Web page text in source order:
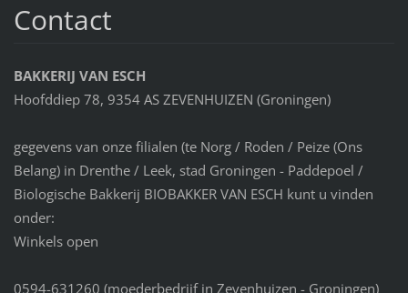
Contact
BAKKERIJ VAN ESCH
Hoofddiep 78, 9354 AS ZEVENHUIZEN (Groningen)
gegevens van onze filialen (te Norg / Roden / Peize (Ons
Belang) in Drenthe / Leek, stad Groningen - Paddepoel /
Biologische Bakkerij BIOBAKKER VAN ESCH kunt u vinden
onder:
Winkels open
0594-631260 (moederbedrijf in Zevenhuizen - Groningen)